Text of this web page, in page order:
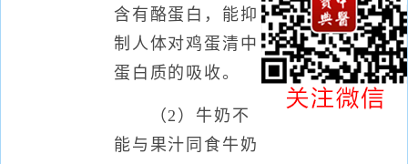
含有酪蛋白，能抑
制人体对鸡蛋清中
蛋白质的吸收。
（2）牛奶不
能与果汁同食牛奶